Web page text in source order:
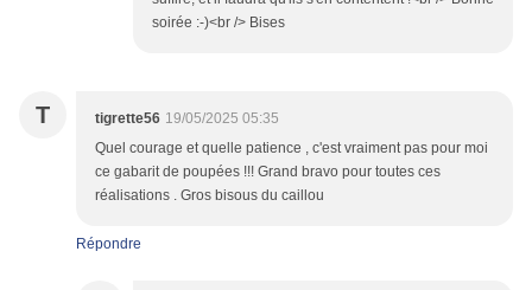
soirée :-)<br /> Bises
T tigrette56 19/05/2025 05:35
Quel courage et quelle patience , c'est vraiment pas pour moi
ce gabarit de poupées !!! Grand bravo pour toutes ces
réalisations . Gros bisous du caillou
Répondre